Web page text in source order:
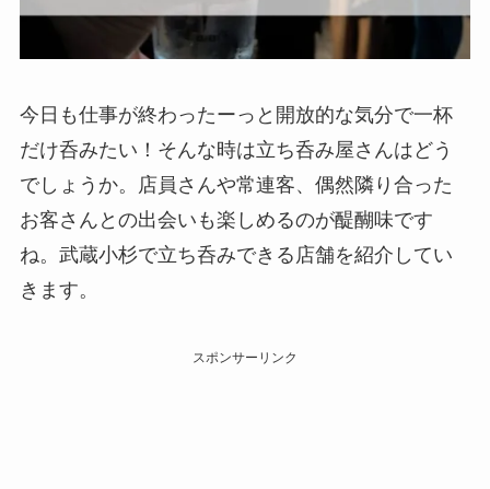
今日も仕事が終わったーっと開放的な気分で一杯
だけ呑みたい！そんな時は立ち呑み屋さんはどう
でしょうか。店員さんや常連客、偶然隣り合った
お客さんとの出会いも楽しめるのが醍醐味です
ね。武蔵小杉で立ち呑みできる店舗を紹介してい
きます。
スポンサーリンク